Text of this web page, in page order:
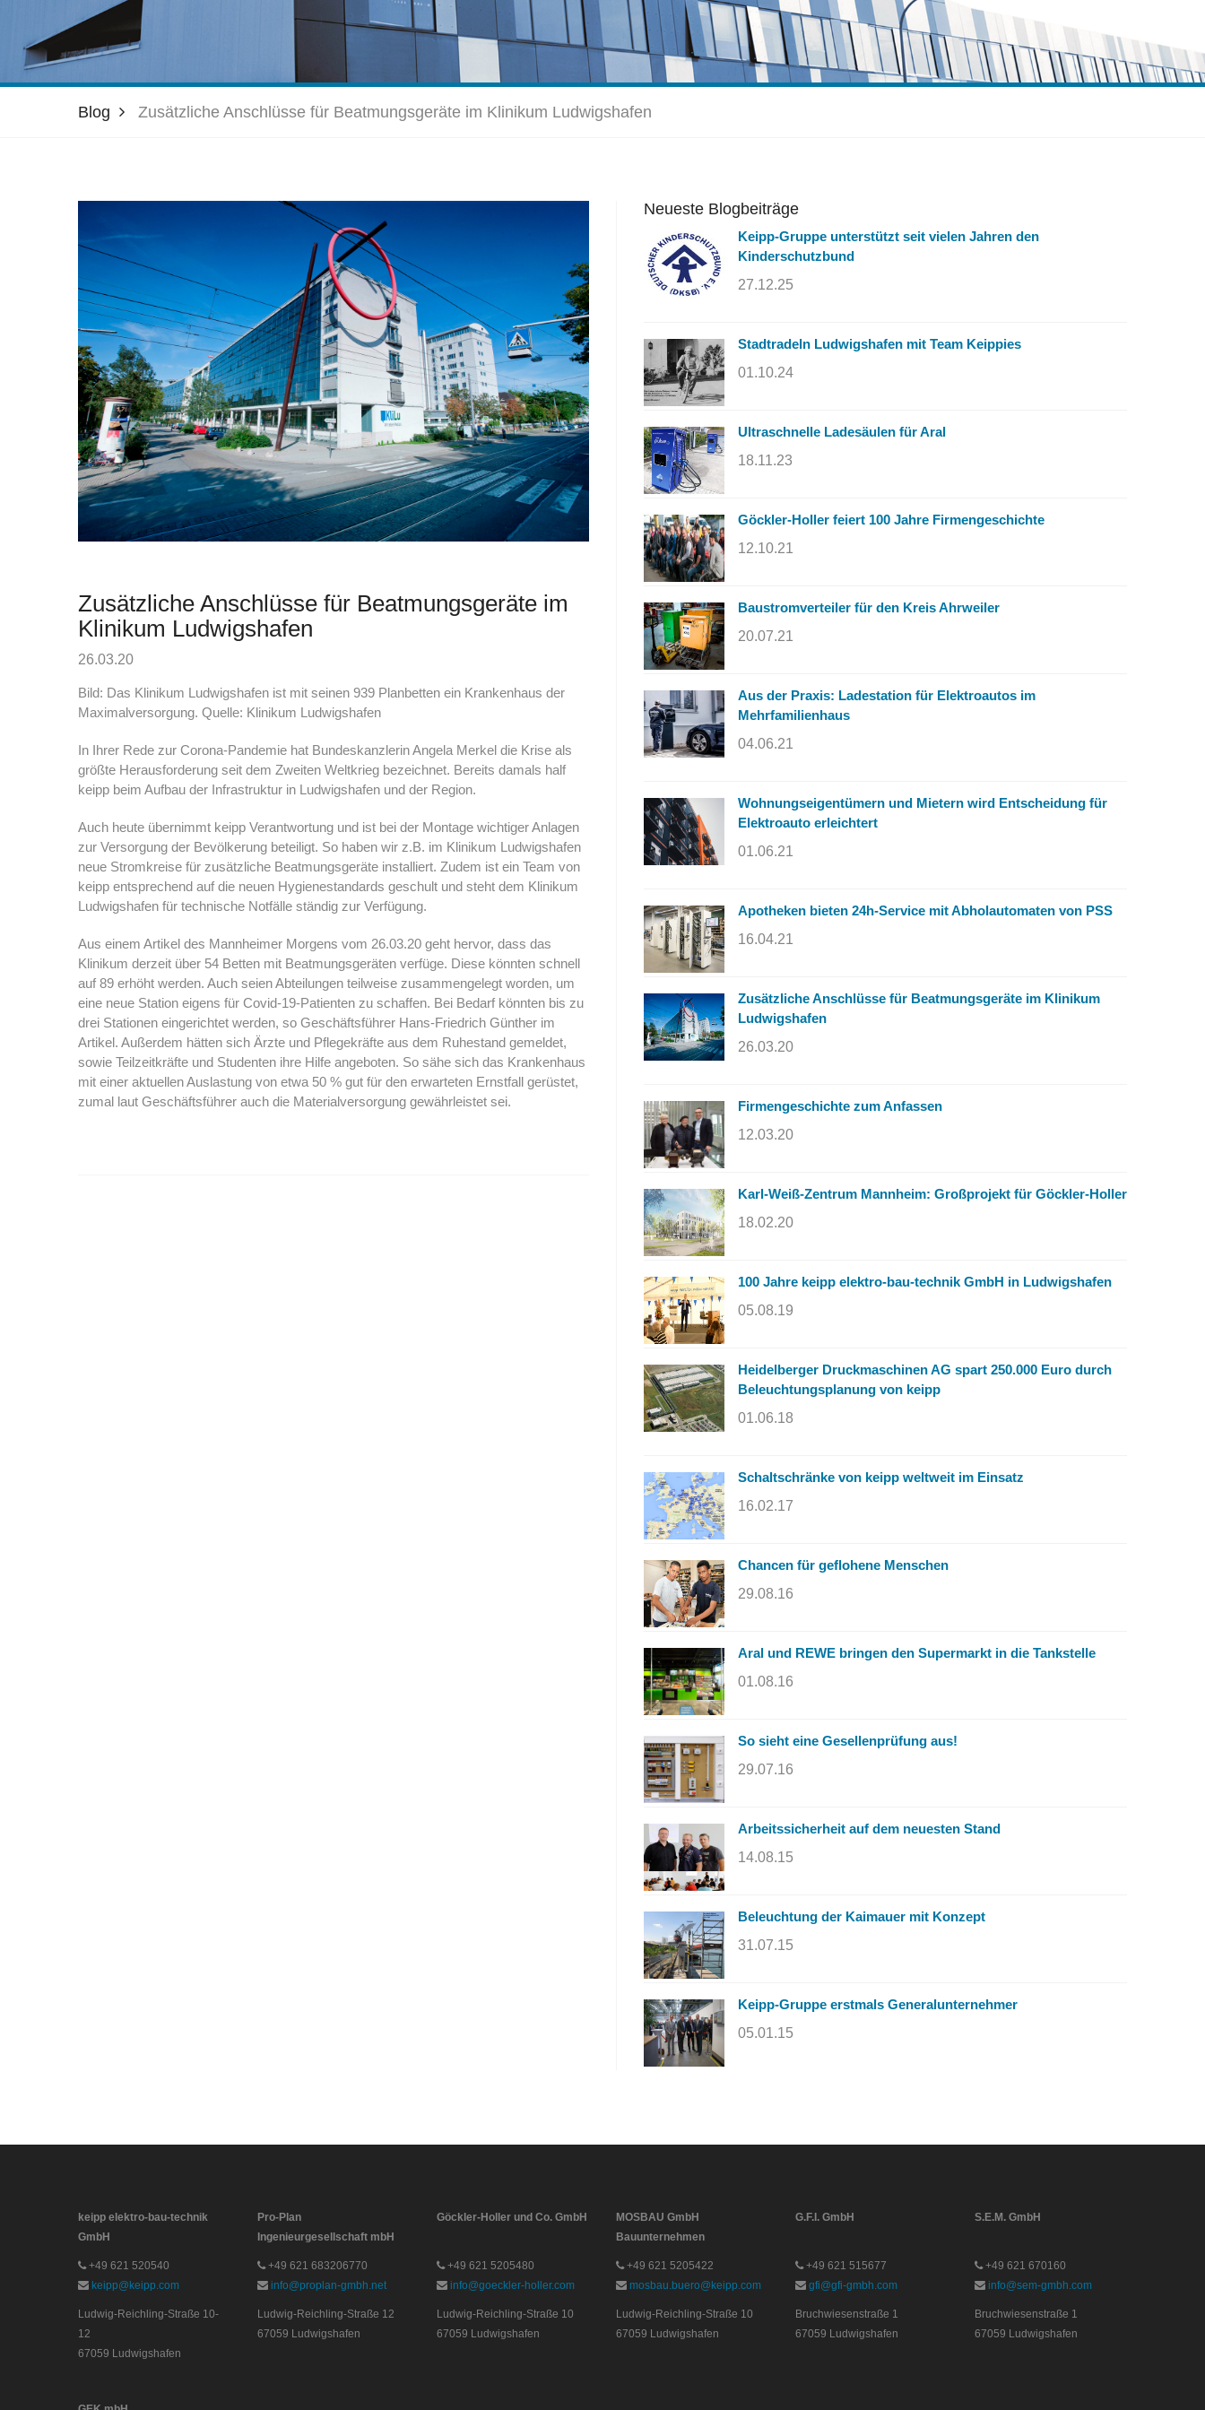
Blog Zusätzliche Anschlüsse für Beatmungsgeräte im Klinikum Ludwigshafen
Zusätzliche Anschlüsse für Beatmungsgeräte im
Klinikum Ludwigshafen
26.03.20
Bild: Das Klinikum Ludwigshafen ist mit seinen 939 Planbetten ein Krankenhaus der
Maximalversorgung. Quelle: Klinikum Ludwigshafen
In Ihrer Rede zur Corona-Pandemie hat Bundeskanzlerin Angela Merkel die Krise als
größte Herausforderung seit dem Zweiten Weltkrieg bezeichnet. Bereits damals half
keipp beim Aufbau der Infrastruktur in Ludwigshafen und der Region.
Auch heute übernimmt keipp Verantwortung und ist bei der Montage wichtiger Anlagen
zur Versorgung der Bevölkerung beteiligt. So haben wir z.B. im Klinikum Ludwigshafen
neue Stromkreise für zusätzliche Beatmungsgeräte installiert. Zudem ist ein Team von
keipp entsprechend auf die neuen Hygienestandards geschult und steht dem Klinikum
Ludwigshafen für technische Notfälle ständig zur Verfügung.
Aus einem Artikel des Mannheimer Morgens vom 26.03.20 geht hervor, dass das
Klinikum derzeit über 54 Betten mit Beatmungsgeräten verfüge. Diese könnten schnell
auf 89 erhöht werden. Auch seien Abteilungen teilweise zusammengelegt worden, um
eine neue Station eigens für Covid-19-Patienten zu schaffen. Bei Bedarf könnten bis zu
drei Stationen eingerichtet werden, so Geschäftsführer Hans-Friedrich Günther im
Artikel. Außerdem hätten sich Ärzte und Pflegekräfte aus dem Ruhestand gemeldet,
sowie Teilzeitkräfte und Studenten ihre Hilfe angeboten. So sähe sich das Krankenhaus
mit einer aktuellen Auslastung von etwa 50 % gut für den erwarteten Ernstfall gerüstet,
zumal laut Geschäftsführer auch die Materialversorgung gewährleistet sei.
Neueste Blogbeiträge
Keipp-Gruppe unterstützt seit vielen Jahren den
Kinderschutzbund
27.12.25
Stadtradeln Ludwigshafen mit Team Keippies
01.10.24
Ultraschnelle Ladesäulen für Aral
18.11.23
Göckler-Holler feiert 100 Jahre Firmengeschichte
12.10.21
Baustromverteiler für den Kreis Ahrweiler
20.07.21
Aus der Praxis: Ladestation für Elektroautos im
Mehrfamilienhaus
04.06.21
Wohnungseigentümern und Mietern wird Entscheidung für
Elektroauto erleichtert
01.06.21
Apotheken bieten 24h-Service mit Abholautomaten von PSS
16.04.21
Zusätzliche Anschlüsse für Beatmungsgeräte im Klinikum
Ludwigshafen
26.03.20
Firmengeschichte zum Anfassen
12.03.20
Karl-Weiß-Zentrum Mannheim: Großprojekt für Göckler-Holler
18.02.20
100 Jahre keipp elektro-bau-technik GmbH in Ludwigshafen
05.08.19
Heidelberger Druckmaschinen AG spart 250.000 Euro durch
Beleuchtungsplanung von keipp
01.06.18
Schaltschränke von keipp weltweit im Einsatz
16.02.17
Chancen für geflohene Menschen
29.08.16
Aral und REWE bringen den Supermarkt in die Tankstelle
01.08.16
So sieht eine Gesellenprüfung aus!
29.07.16
Arbeitssicherheit auf dem neuesten Stand
14.08.15
Beleuchtung der Kaimauer mit Konzept
31.07.15
Keipp-Gruppe erstmals Generalunternehmer
05.01.15
keipp elektro-bau-technik
GmbH
+49 621 520540
keipp@keipp.com
Ludwig-Reichling-Straße 10-
12
67059 Ludwigshafen
Pro-Plan
Ingenieurgesellschaft mbH
+49 621 683206770
info@proplan-gmbh.net
Ludwig-Reichling-Straße 12
67059 Ludwigshafen
Göckler-Holler und Co. GmbH
+49 621 5205480
info@goeckler-holler.com
Ludwig-Reichling-Straße 10
67059 Ludwigshafen
MOSBAU GmbH
Bauunternehmen
+49 621 5205422
mosbau.buero@keipp.com
Ludwig-Reichling-Straße 10
67059 Ludwigshafen
G.F.I. GmbH
+49 621 515677
gfi@gfi-gmbh.com
Bruchwiesenstraße 1
67059 Ludwigshafen
S.E.M. GmbH
+49 621 670160
info@sem-gmbh.com
Bruchwiesenstraße 1
67059 Ludwigshafen